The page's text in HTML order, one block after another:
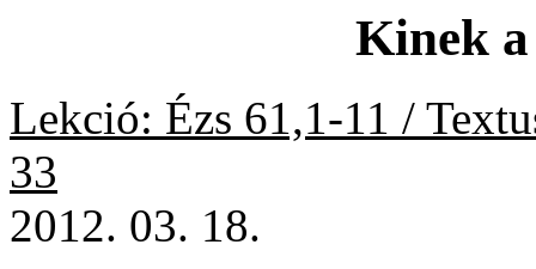
Kinek
Lekció: Ézs 61,1-11 /
33
2012. 03. 18.